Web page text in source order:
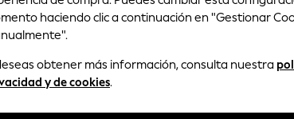
PANTALONES CARGO DE HOMBRE
Chino Corte slim
haciendo clic a continuación en "Gestionar
obtener más información, consulta nuestra
y de cookies.